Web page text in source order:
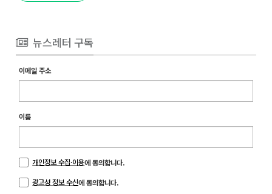
뉴스레터 구독
이메일 주소
이름
개인정보 수집·이용에 동의합니다.
광고성 정보 수신에 동의합니다.